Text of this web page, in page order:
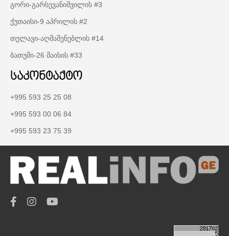
გორი-გარსევანიშვილის #3
ქუთაისი-9 აპრილის #2
თელავი-აღმაშენებლის #14
ბათუმი-26 მაისის #33
საკონტაქტო
+995 593 25 25 08
+995 593 00 06 84
+995 593 23 75 39